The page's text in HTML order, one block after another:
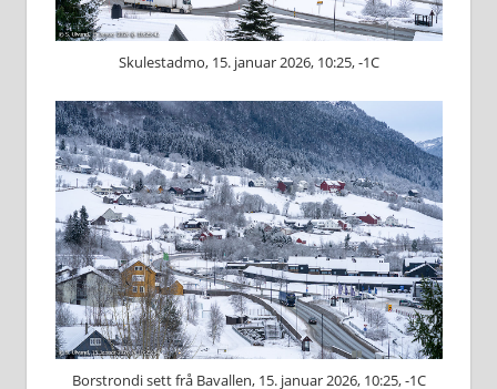
Skulestadmo, 15. januar 2026, 10:25, -1C
Borstrondi sett frå Bavallen, 15. januar 2026, 10:25, -1C